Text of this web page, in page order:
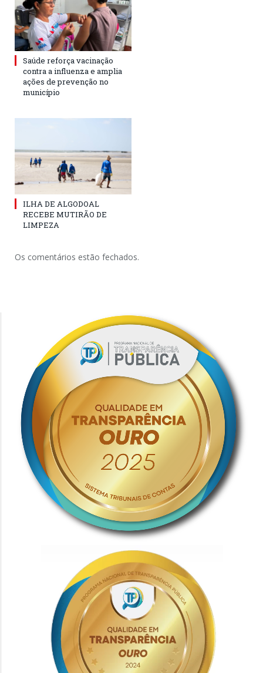
Saúde reforça vacinação
contra a influenza e amplia
ações de prevenção no
município
ILHA DE ALGODOAL
RECEBE MUTIRÃO DE
LIMPEZA
Os comentários estão fechados.